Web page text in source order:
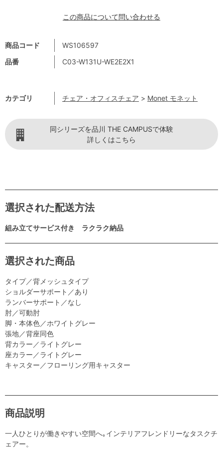
商品コード
WS106597
品番
C03-W131U-WE2E2X1
カテゴリ チェア・オフィスチェア > Monet モネット
この商品について問い合わせる
同シリーズを品川 THE CAMPUSで体験
詳しくはこちら
選択された配送方法
組み立てサービス付き ラクラク納品
選択された商品
タイプ／背メッシュタイプ
ショルダーサポート／あり
ランバーサポート／なし
肘／可動肘
脚・本体色／ホワイトグレー
張地／背座同色
背カラー／ライトグレー
座カラー／ライトグレー
キャスター／フローリング用キャスター
商品説明
一人ひとりが働きやすい空間へ｡インテリアフレンドリーなタスクチ
ェアー。